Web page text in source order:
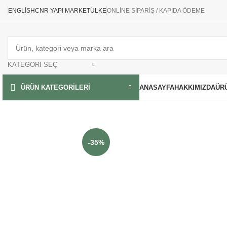
ENGLISHCNR YAPI MARKETÜLKEONLİNE SİPARİŞ / KAPIDA ÖDEME
KATEGORI SEÇ
ÜRÜN KATEGORILERI ANASAYFAHAKKIMIZDA
-35%